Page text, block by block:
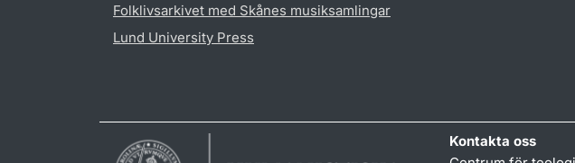
Folklivsarkivet med Skånes musiksamlingar
Lund University Press
Kontakta oss